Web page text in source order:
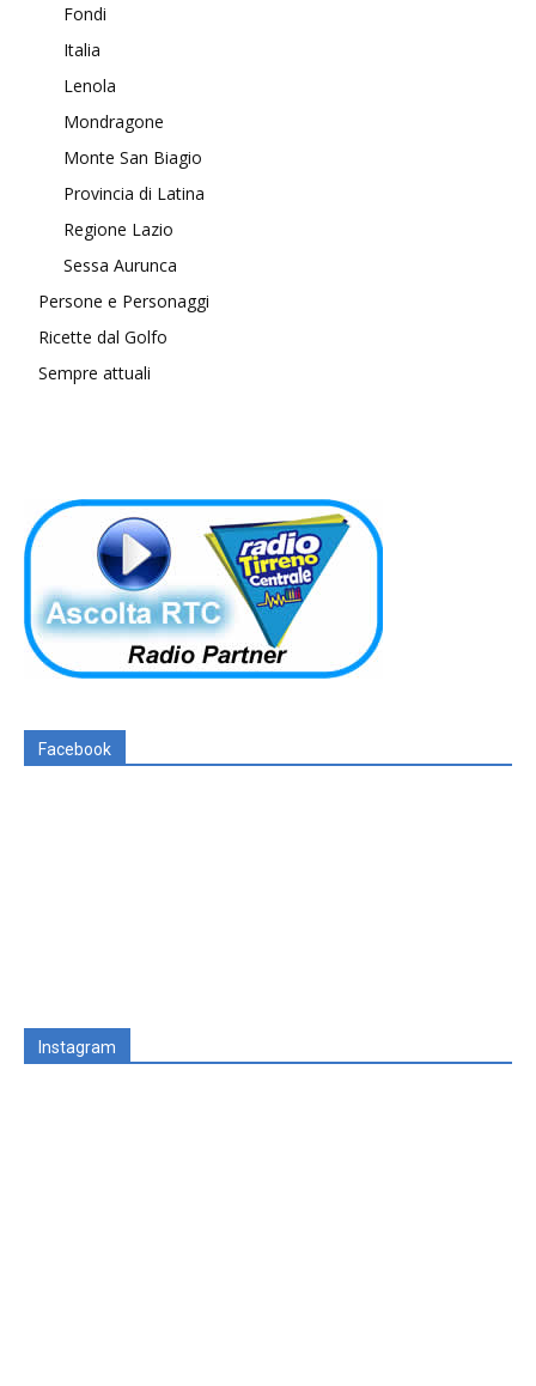
Fondi
Italia
Lenola
Mondragone
Monte San Biagio
Provincia di Latina
Regione Lazio
Sessa Aurunca
Persone e Personaggi
Ricette dal Golfo
Sempre attuali
Facebook
Instagram